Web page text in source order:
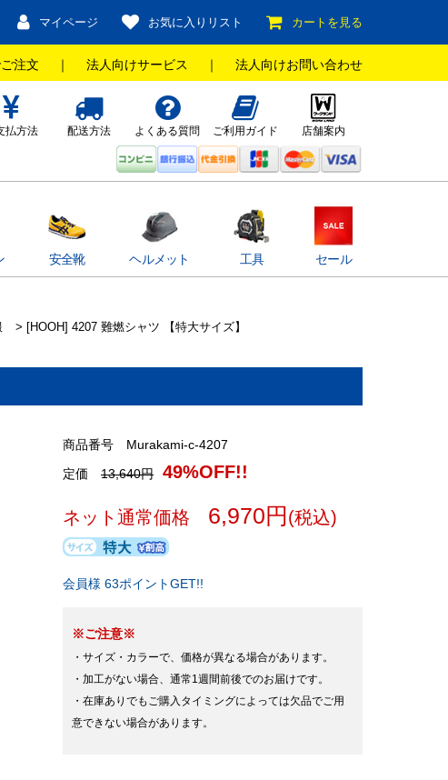
マイページ お気に入りリスト カートを見る
注文 ｜ 法人向けサービス ｜ 法人向けお問い合わせ
払方法 配送方法 よくある質問 ご利用ガイド 店舗案内
安全靴 ヘルメット 工具 セール
> [HOOH] 4207 難燃シャツ 【特大サイズ】
商品番号 Murakami-c-4207
定価 13,640円 49%OFF!!
ネット通常価格 6,970円 (税込)
会員様 63ポイントGET!!
※ご注意※
・サイズ・カラーで、価格が異なる場合があります。
・加工がない場合、通常1週間前後でのお届けです。
・在庫ありでもご購入タイミングによっては欠品でご用
意できない場合があります。